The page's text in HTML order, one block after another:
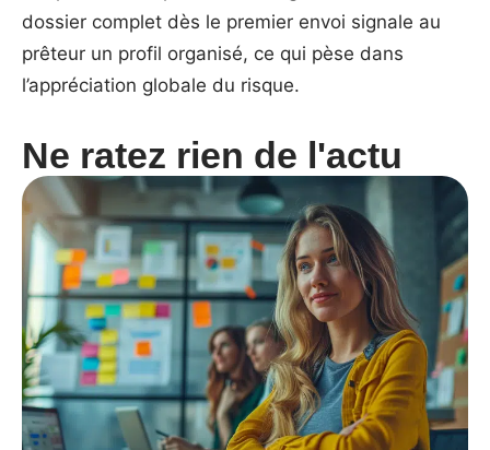
dossier complet dès le premier envoi signale au
prêteur un profil organisé, ce qui pèse dans
l’appréciation globale du risque.
Ne ratez rien de l'actu